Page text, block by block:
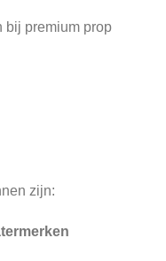
bij premium prop
zijn: